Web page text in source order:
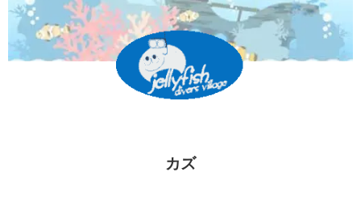
カズ